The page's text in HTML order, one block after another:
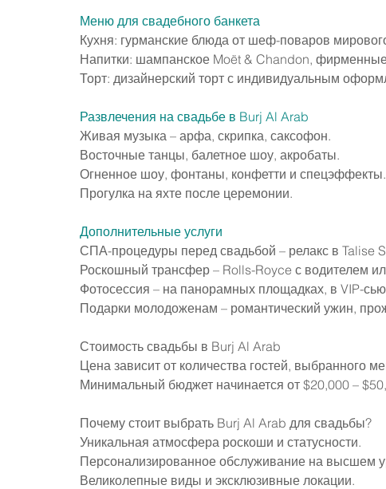
Меню для свадебного банкета
Кухня: гурманские блюда от шеф-поваров
Напитки: шампанское Moët & Chandon,
Торт: дизайнерский торт с индивидуальным
Развлечения на свадьбе в Burj Al Arab
Живая музыка – арфа, скрипка, саксофон.
Восточные танцы, балетное шоу, акробаты.
Огненное шоу, фонтаны, конфетти и спецэффекты.
Прогулка на яхте после церемонии.
Дополнительные услуги
СПА-процедуры перед свадьбой – релакс в Talise
Роскошный трансфер – Rolls-Royce с водителем
Фотосессия – на панорамных площадках, в VIP-
Подарки молодоженам – романтический ужин,
Стоимость свадьбы в Burj Al Arab
Цена зависит от количества гостей, выбранного
Минимальный бюджет начинается от $20,000 –
Почему стоит выбрать Burj Al Arab для свадьбы?
Уникальная атмосфера роскоши и статусности.
Персонализированное обслуживание на высшем
Великолепные виды и эксклюзивные локации.